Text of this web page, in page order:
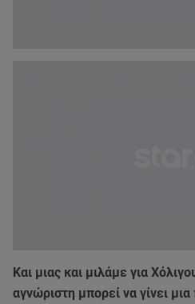
Και μιας και μιλάμε για
αγνώριστη μπορεί να γίνει